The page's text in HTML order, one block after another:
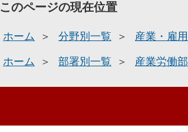
このページの現在位置
ホーム 分野別一覧 産業・雇用
ホーム 部署別一覧 産業労働部